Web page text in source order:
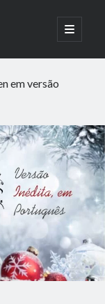
abrir
o
em versão